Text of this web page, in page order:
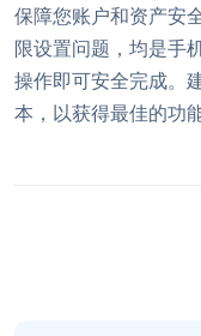
保障您账户和资产安
限设置问题，均是手
操作即可安全完成。
本，以获得最佳的功